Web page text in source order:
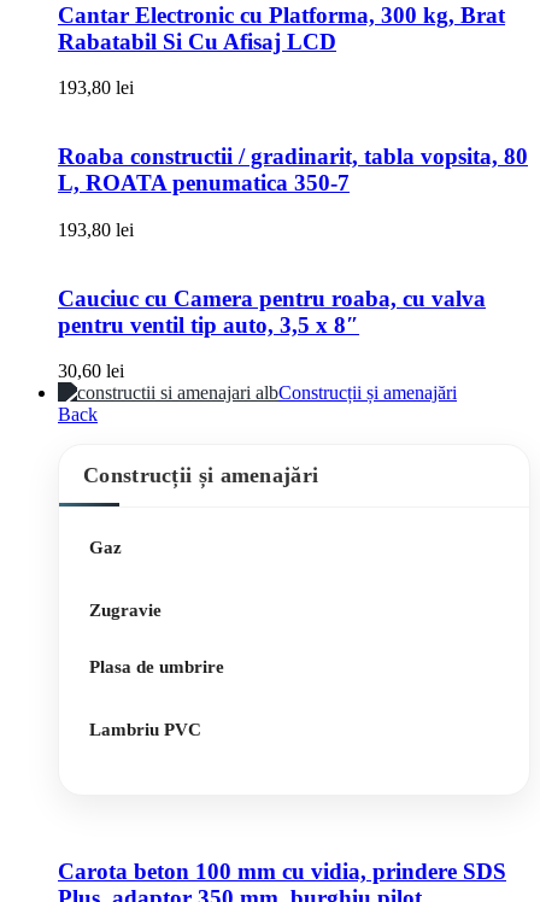
Cantar Electronic cu Platforma, 300 kg, Brat
Rabatabil Si Cu Afisaj LCD
193,80 lei
Roaba constructii / gradinarit, tabla vopsita, 80
L, ROATA penumatica 350-7
193,80 lei
Cauciuc cu Camera pentru roaba, cu valva
pentru ventil tip auto, 3,5 x 8″
30,60 lei
Construcții și amenajări
Back
Construcții și amenajări
Gaz
Zugravie
Plasa de umbrire
Lambriu PVC
Carota beton 100 mm cu vidia, prindere SDS